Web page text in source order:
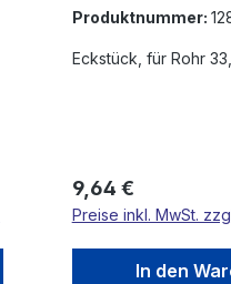
Produktnummer:
Eckstück, für Rohr
Regulärer Preis:
9,64 €
Preise inkl. MwSt.
In den